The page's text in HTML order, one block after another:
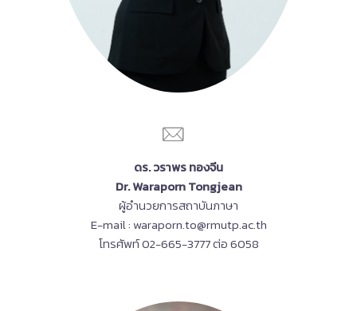
ดร. วราพร ทองจีน
Dr. Waraporn Tongjean
ผู้อำนวยการสถาบันภาษา
E-mail : waraporn.to@rmutp.ac.th
โทรศัพท์ 02-665-3777 ต่อ 6058